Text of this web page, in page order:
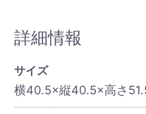
詳細情報
サイズ
横40.5×縦40.5×高さ